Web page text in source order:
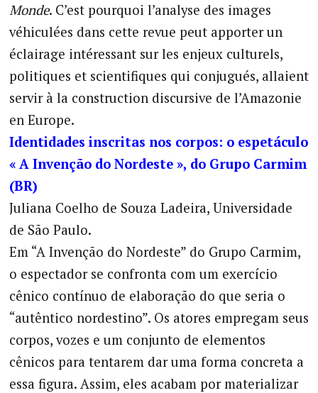
Monde. C’est pourquoi l’analyse des images
véhiculées dans cette revue peut apporter un
éclairage intéressant sur les enjeux culturels,
politiques et scientifiques qui conjugués, allaient
servir à la construction discursive de l’Amazonie
en Europe.
Identidades inscritas nos corpos: o espetáculo
« A Invenção do Nordeste », do Grupo Carmim
(BR)
Juliana Coelho de Souza Ladeira, Universidade
de São Paulo.
Em “A Invenção do Nordeste” do Grupo Carmim,
o espectador se confronta com um exercício
cênico contínuo de elaboração do que seria o
“autêntico nordestino”. Os atores empregam seus
corpos, vozes e um conjunto de elementos
cênicos para tentarem dar uma forma concreta a
essa figura. Assim, eles acabam por materializar